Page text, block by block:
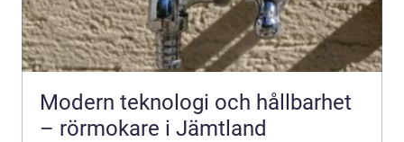
Modern teknologi och hållbarhet
– rörmokare i Jämtland